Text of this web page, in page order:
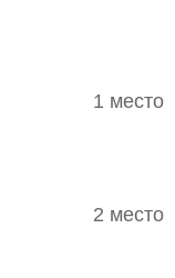
1 место
2 место